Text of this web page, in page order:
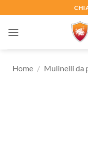
ai
contenuti
Home / Mulinelli da